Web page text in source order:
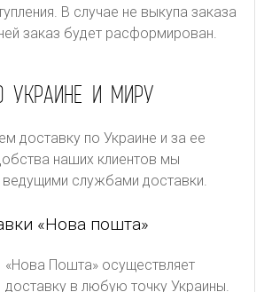
В случае не выкупа заказа
заказ будет расформирован.
УКРАИНЕ И МИРУ
доставку по Украине и за ее
наших клиентов мы
ведущими службами доставки.
«Нова пошта»
«Нова Пошта» осуществляет
доставку в любую точку Украины.